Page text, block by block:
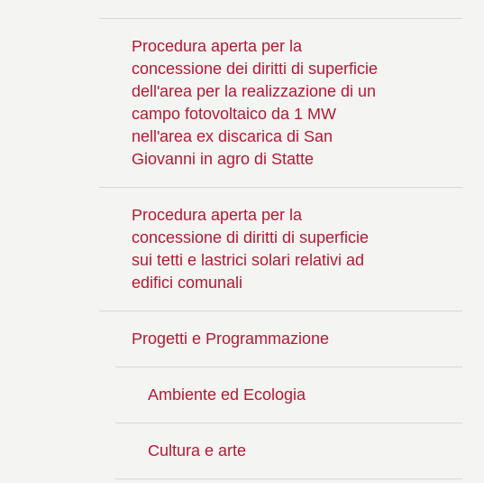
Procedura aperta per la
concessione dei diritti di superficie
dell'area per la realizzazione di un
campo fotovoltaico da 1 MW
nell'area ex discarica di San
Giovanni in agro di Statte
Procedura aperta per la
concessione di diritti di superficie
sui tetti e lastrici solari relativi ad
edifici comunali
Progetti e Programmazione
Ambiente ed Ecologia
Cultura e arte